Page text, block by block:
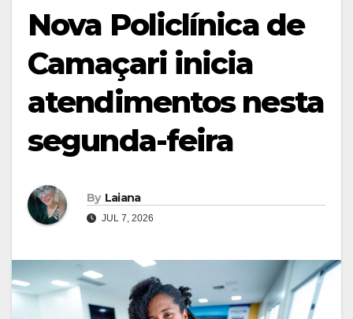
Nova Policlínica de
Camaçari inicia
atendimentos nesta
segunda-feira
By Laiana
JUL 7, 2026